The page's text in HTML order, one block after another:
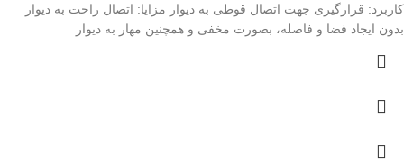
کاربرد: قرارگیری جهت اتصال قوطی به دیوار مزایا: اتصال راحت به دیوار
بدون ایجاد فضا و فاصله، بصورت مخفی و همچنین مهار به دیوار